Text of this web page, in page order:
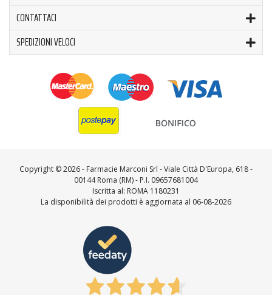
CONTATTACI
SPEDIZIONI VELOCI
Copyright ©2026 - Farmacie Marconi Srl - Viale Città D'Europa, 618 -
00144 Roma (RM) - P.I. 09657681004
Iscritta al: ROMA 1180231
La disponibilità dei prodotti è aggiornata al 06-08-2026